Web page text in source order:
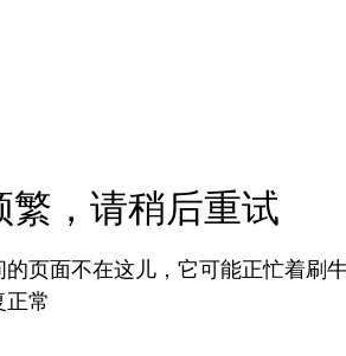
繁，请稍后重试
的页面不在这儿，它可能正忙着刷
正常